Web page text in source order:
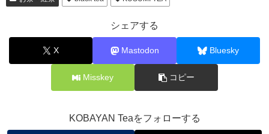
シェアする
X Mastodon Bluesky
Misskey コピー
KOBAYAN Teaをフォローする